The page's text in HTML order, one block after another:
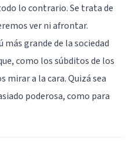
lo contrario. Se trata de
ver ni afrontar.
grande de la sociedad
como los súbditos de los
mirar a la cara. Quizá sea
poderosa, como para